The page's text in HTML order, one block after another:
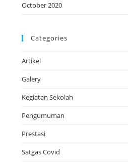
October 2020
Categories
Artikel
Galery
Kegiatan Sekolah
Pengumuman
Prestasi
Satgas Covid